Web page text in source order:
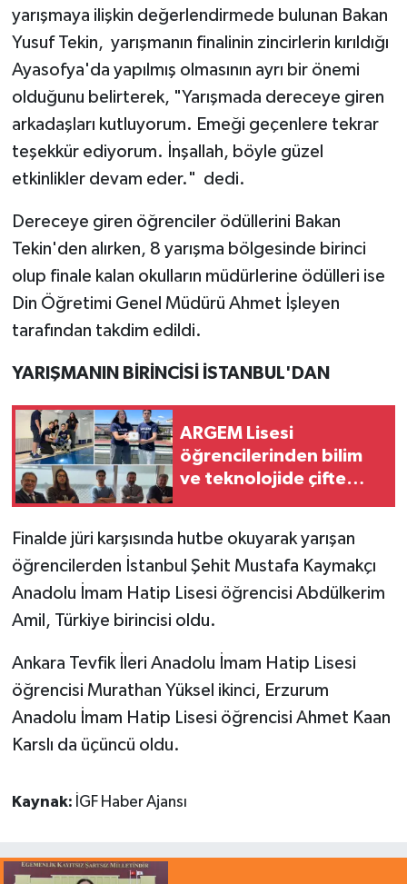
yarışmaya ilişkin değerlendirmede bulunan Bakan
Yusuf Tekin, yarışmanın finalinin zincirlerin kırıldığı
Ayasofya'da yapılmış olmasının ayrı bir önemi
olduğunu belirterek, "Yarışmada dereceye giren
arkadaşları kutluyorum. Emeği geçenlere tekrar
teşekkür ediyorum. İnşallah, böyle güzel
etkinlikler devam eder." dedi.
Dereceye giren öğrenciler ödüllerini Bakan
Tekin'den alırken, 8 yarışma bölgesinde birinci
olup finale kalan okulların müdürlerine ödülleri ise
Din Öğretimi Genel Müdürü Ahmet İşleyen
tarafından takdim edildi.
YARIŞMANIN BİRİNCİSİ İSTANBUL'DAN
ARGEM Lisesi
öğrencilerinden bilim
ve teknolojide çifte
Finalde jüri karşısında hutbe okuyarak yarışan
öğrencilerden İstanbul Şehit Mustafa Kaymakçı
Anadolu İmam Hatip Lisesi öğrencisi Abdülkerim
Amil, Türkiye birincisi oldu.
Ankara Tevfik İleri Anadolu İmam Hatip Lisesi
öğrencisi Murathan Yüksel ikinci, Erzurum
Anadolu İmam Hatip Lisesi öğrencisi Ahmet Kaan
Karslı da üçüncü oldu.
Kaynak: İGF Haber Ajansı